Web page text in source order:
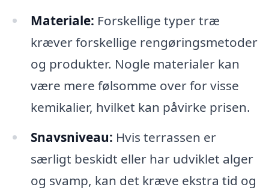
Materiale: Forskellige typer træ
kræver forskellige rengøringsmetoder
og produkter. Nogle materialer kan
være mere følsomme over for visse
kemikalier, hvilket kan påvirke prisen.
Snavsniveau: Hvis terrassen er
særligt beskidt eller har udviklet alger
og svamp, kan det kræve ekstra tid og